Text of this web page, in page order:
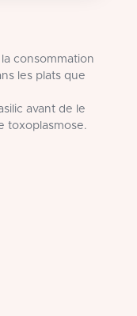
consommation
les plats que
avant de le
toxoplasmose.